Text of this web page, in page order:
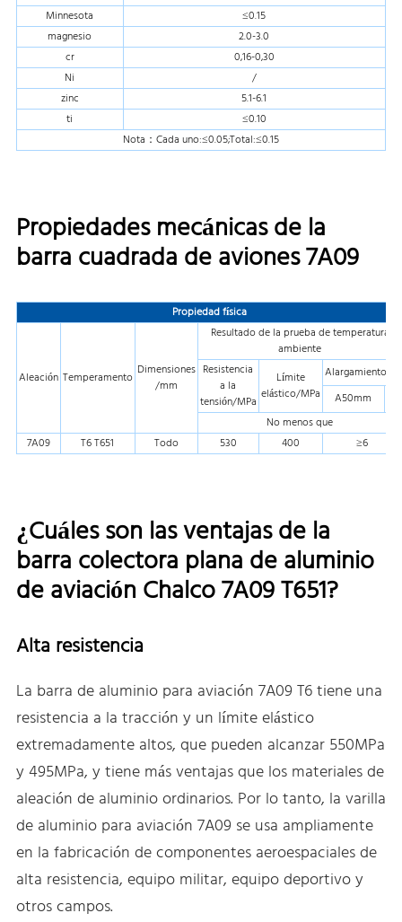
Minnesota
≤0.15
magnesio
2.0-3.0
cr
0,16-0,30
Ni
/
zinc
5.1-6.1
ti
≤0.10
Nota：Cada uno:≤0.05;Total:≤0.15
Propiedades mecánicas de la
barra cuadrada de aviones 7A09
Propiedad física
Aleación Temperamento Dimensiones
/mm
Resultado de la prueba de temperatura
ambiente
Resistencia
a la
tensión/MPa
Límite
elástico/MPa
Alargamiento/%
A50mm
No menos que
7A09
T6 T651 Todo 530 400 ≥6
¿Cuáles son las ventajas de la
barra colectora plana de aluminio
de aviación Chalco 7A09 T651?
Alta resistencia
La barra de aluminio para aviación 7A09 T6 tiene una
resistencia a la tracción y un límite elástico
extremadamente altos, que pueden alcanzar 550MPa
y 495MPa, y tiene más ventajas que los materiales de
aleación de aluminio ordinarios. Por lo tanto, la varilla
de aluminio para aviación 7A09 se usa ampliamente
en la fabricación de componentes aeroespaciales de
alta resistencia, equipo militar, equipo deportivo y
otros campos.